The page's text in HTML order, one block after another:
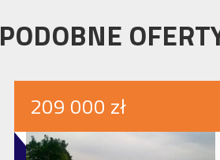
PODOBNE
209 000 zł